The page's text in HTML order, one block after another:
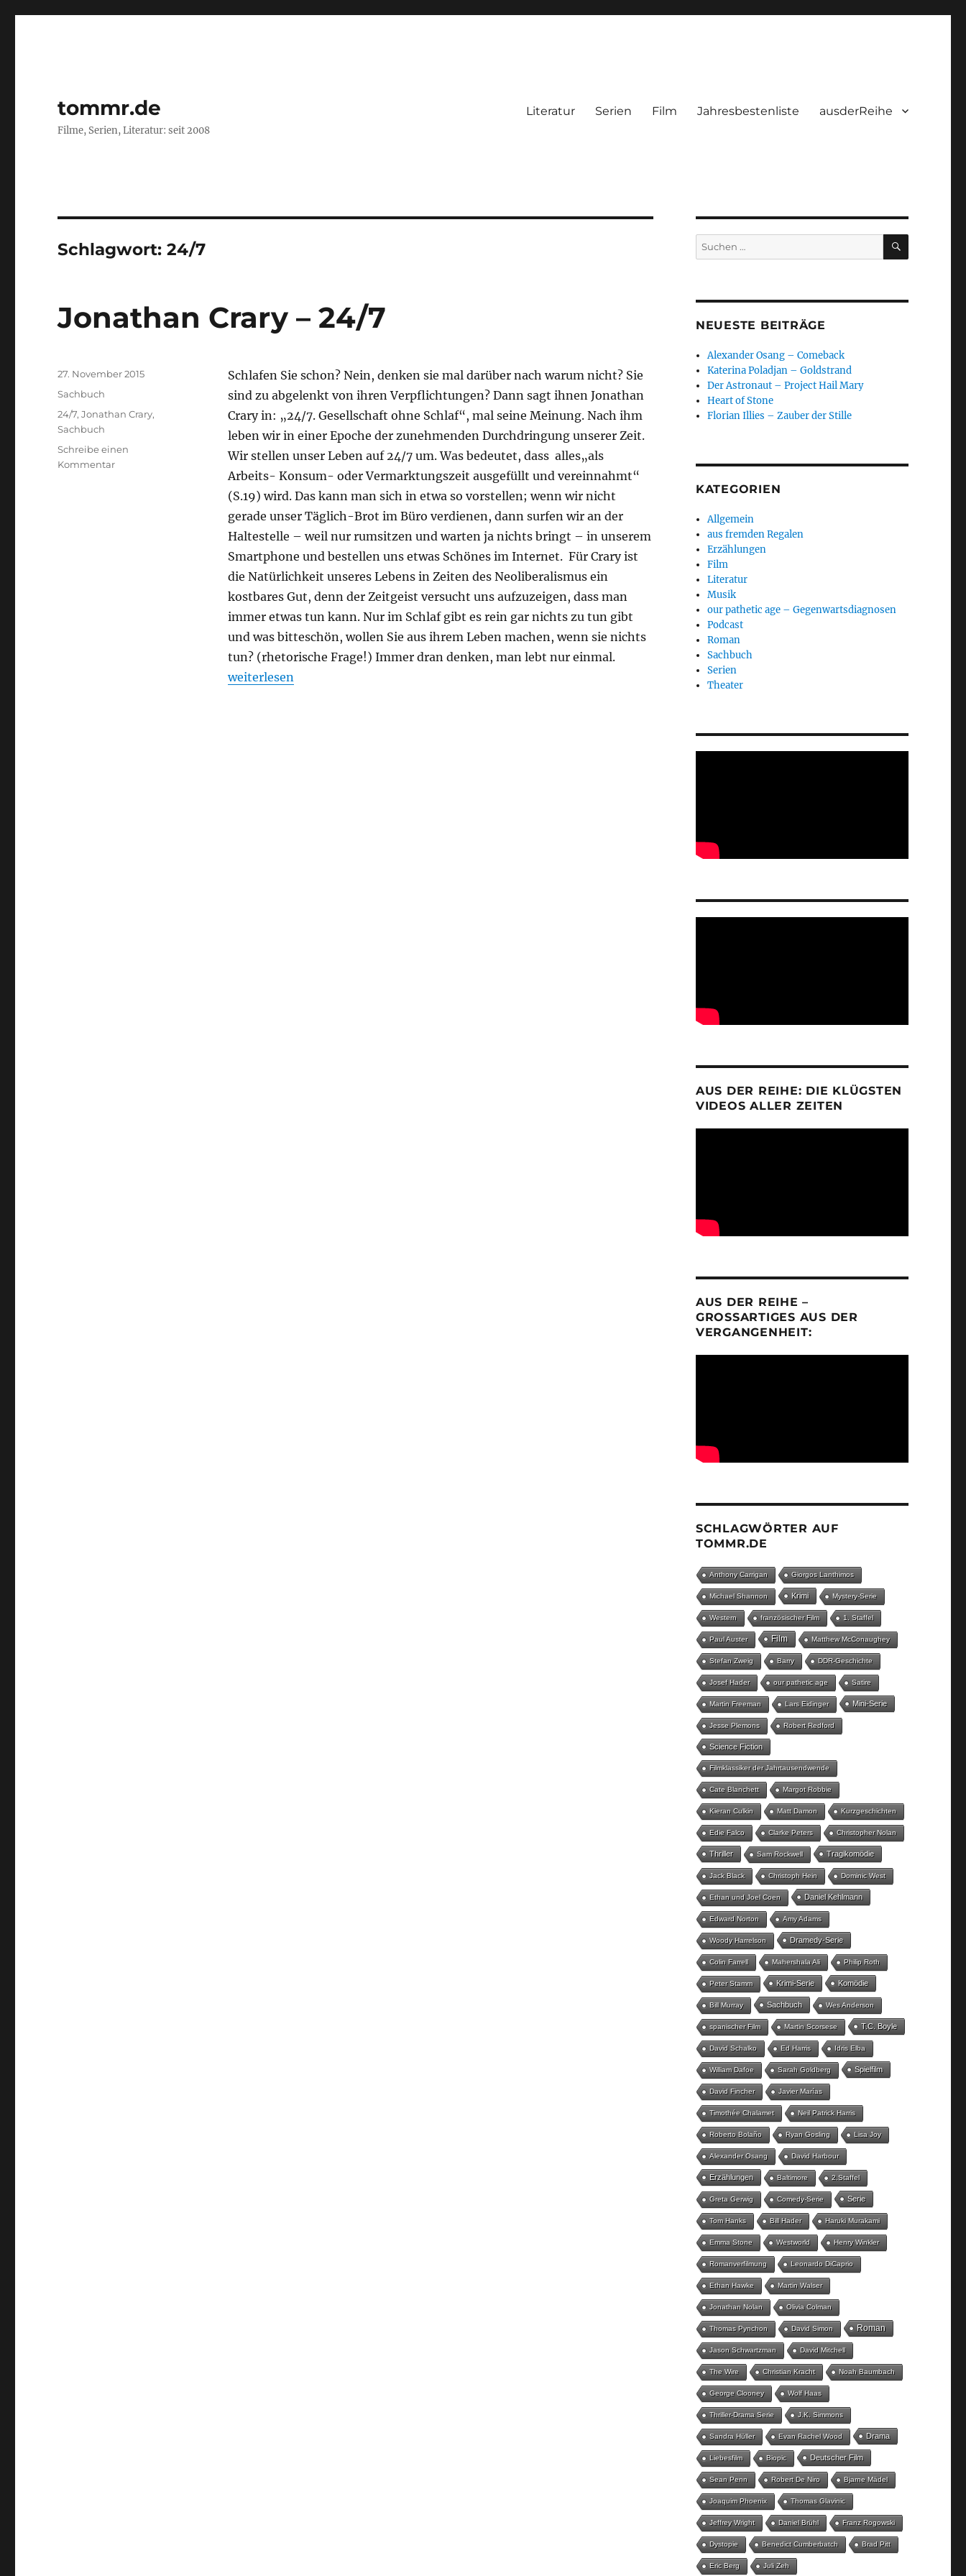
tommr.de
Filme, Serien, Literatur: seit 2008
Literatur Serien Film Jahresbestenliste ausderReihe
Schlagwort:24/7
Jonathan Crary – 24/7
Schlafen Sie schon? Nein, denken sie mal darüber nach warum nicht? Sie
sind zu abgelenkt von ihren Verpflichtungen? Dann sagt ihnen Jonathan
Crary in: „24/7. Gesellschaft ohne Schlaf“, mal seine Meinung. Nach ihm
leben wir in einer Epoche der zunehmenden Durchdringung unserer Zeit.
Wir stellen unser Leben auf 24/7 um. Was bedeutet, dass alles„als
Arbeits- Konsum- oder Vermarktungszeit ausgefüllt und vereinnahmt“
(S.19) wird. Das kann man sich in etwa so vorstellen; wenn wir nicht
gerade unser Täglich-Brot im Büro verdienen, dann surfen wir an der
Haltestelle – weil nur rumsitzen und warten ja nichts bringt – in unserem
Smartphone und bestellen uns etwas Schönes im Internet. Für Crary ist
die Natürlichkeit unseres Lebens in Zeiten des Neoliberalismus ein
kostbares Gut, denn der Zeitgeist versucht uns aufzuzeigen, dass man
immer etwas tun kann. Nur im Schlaf gibt es rein gar nichts zu tun gibt
und was bitteschön, wollen Sie aus ihrem Leben machen, wenn sie nichts
tun? (rhetorische Frage!) Immer dran denken, man lebt nur einmal.
„Jonathan Crary – 24/7“
weiterlesen
Veröffentlicht
27. November 2015
Kategorien
Sachbuch
Schlagwörter
24/7,Jonathan Crary,
Sachbuch
Schreibe einen
Kommentarzu
Suchen
nach:
SUCHEN
NEUESTE BEITRÄGE
Alexander Osang – Comeback
Katerina Poladjan – Goldstrand
Der Astronaut – Project Hail Mary
Heart of Stone
Florian Illies – Zauber der Stille
KATEGORIEN
Allgemein
aus fremden Regalen
Erzählungen
Film
Literatur
Musik
our pathetic age – Gegenwartsdiagnosen
Podcast
Roman
Sachbuch
Serien
Theater
AUS DER REIHE: DIE KLÜGSTEN
VIDEOS ALLER ZEITEN
AUS DER REIHE –
GROSSARTIGES AUS DER V
ERGANGENHEIT:
SCHLAGWÖRTER AUF
TOMMR.DE
Anthony Carrigan Giorgos Lanthimos
Michael Shannon Krimi Mystery-Serie
Western französischer Film 1. Staffel
Paul Auster Film Matthew McConaughey
Stefan Zweig Barry DDR-Geschichte
Josef Hader our pathetic age Satire
Martin Freeman Lars Eidinger Mini-Serie
Jesse Plemons Robert Redford
Science Fiction
Filmklassiker der Jahrtausendwende
Cate Blanchett Margot Robbie
Kieran Culkin Matt Damon Kurzgeschichten
Edie Falco Clarke Peters Christopher Nolan
Thriller Sam Rockwell Tragikomödie
Jack Black Christoph Hein Dominic West
Ethan und Joel Coen Daniel Kehlmann
Edward Norton Amy Adams
Woody Harrelson Dramedy-Serie
Colin Farrell Mahershala Ali Philip Roth
Peter Stamm Krimi-Serie Komödie
Bill Murray Sachbuch Wes Anderson
spanischer Film Martin Scorsese T.C. Boyle
David Schalko Ed Harris Idris Elba
William Dafoe Sarah Goldberg Spielfilm
David Fincher Javier Marías
Timothée Chalamet Neil Patrick Harris
Roberto Bolaño Ryan Gosling Lisa Joy
Alexander Osang David Harbour
Erzählungen Baltimore 2.Staffel
Greta Gerwig Comedy-Serie Serie
Tom Hanks Bill Hader Haruki Murakami
Emma Stone Westworld Henry Winkler
Romanverfilmung Leonardo DiCaprio
Ethan Hawke Martin Walser
Jonathan Nolan Olivia Colman
Thomas Pynchon David Simon Roman
Jason Schwartzman David Mitchell
The Wire Christian Kracht Noah Baumbach
George Clooney Wolf Haas
Thriller-Drama Serie J.K. Simmons
Sandra Hüller Evan Rachel Wood Drama
Liebesfilm Biopic Deutscher Film
Sean Penn Robert De Niro Bjarne Mädel
Joaquim Phoenix Thomas Glavinic
Jeffrey Wright Daniel Brühl Franz Rogowski
Dystopie Benedict Cumberbatch Brad Pitt
Eric Berg Juli Zeh